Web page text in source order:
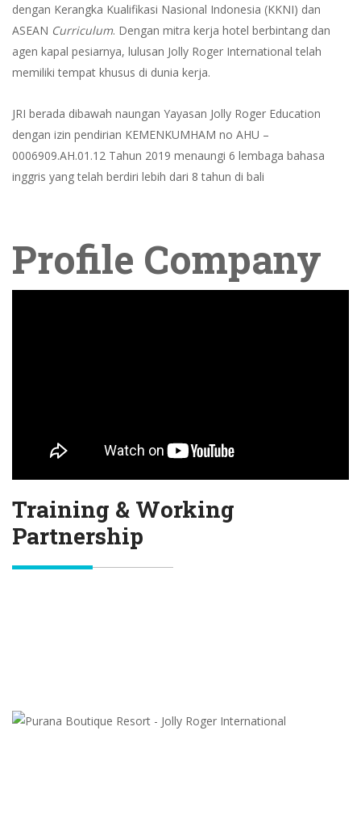
dengan Kerangka Kualifikasi Nasional Indonesia (KKNI) dan
ASEAN Curriculum. Dengan mitra kerja hotel berbintang dan
agen kapal pesiarnya, lulusan Jolly Roger International telah
memiliki tempat khusus di dunia kerja.
JRI berada dibawah naungan Yayasan Jolly Roger Education
dengan izin pendirian KEMENKUMHAM no AHU –
0006909.AH.01.12 Tahun 2019 menaungi 6 lembaga bahasa
inggris yang telah berdiri lebih dari 8 tahun di bali
Profile Company
Training & Working
Partnership